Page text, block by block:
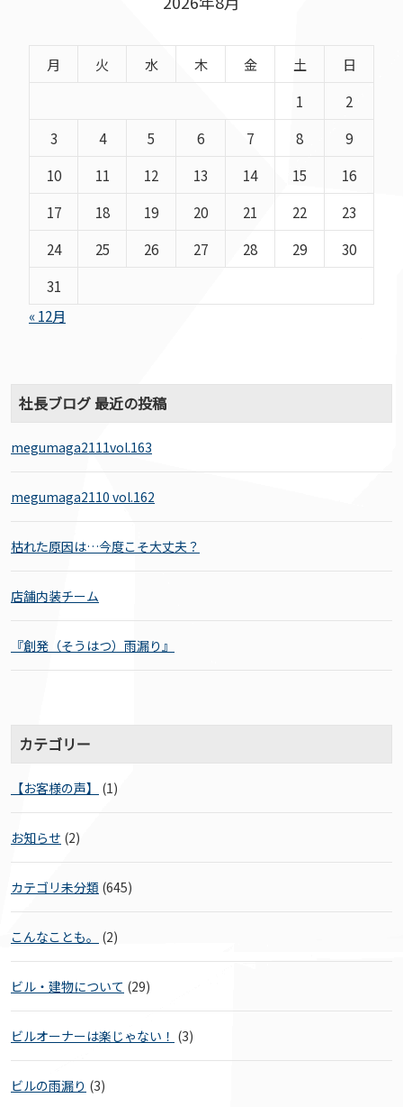
月 火 水 木 金 土
日
1
2
3
4 5 6 7 8
9
10
11 12 13 14 15
16
17
18 19 20 21 22
23
24
25 26 27 28 29
30
31
« 12月
社長ブログ 最近の投稿
megumaga2111vol.163
megumaga2110 vol.162
枯れた原因は…今度こそ大丈夫？
店舗内装チーム
『創発（そうはつ）雨漏り』
カテゴリー
【お客様の声】 (1)
お知らせ (2)
カテゴリ未分類 (645)
こんなことも。 (2)
ビル・建物について (29)
ビルオーナーは楽じゃない！ (3)
ビルの雨漏り (3)